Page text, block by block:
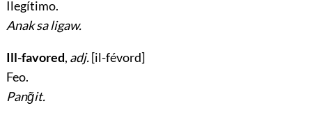
Ilegítimo.
Anak sa ligaw.
Ill-favored, adj.[il-févord]
Feo.
Pang̃it.